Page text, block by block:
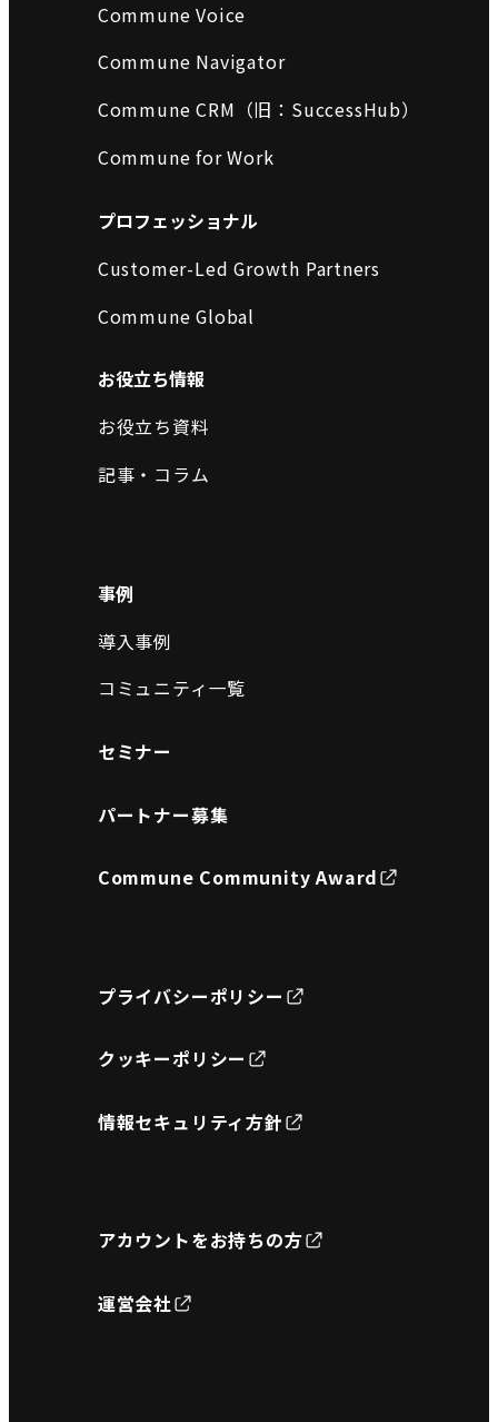
Commune Voice
Commune Navigator
Commune CRM（旧：SuccessHub）
Commune for Work
プロフェッショナル
Customer-Led Growth Partners
Commune Global
お役立ち情報
お役立ち資料
記事・コラム
事例
導入事例
コミュニティ一覧
セミナー
パートナー募集
Commune Community Award
プライバシーポリシー
クッキーポリシー
情報セキュリティ方針
アカウントをお持ちの方
運営会社